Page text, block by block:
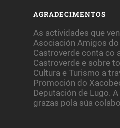
AGRADECIMENTOS
As actividades que
Asociación Amigos
Castroverde conta co
Castroverde e sobre
Cultura e Turismo a
Promoción do
Deputación de Lugo.
grazas pola súa